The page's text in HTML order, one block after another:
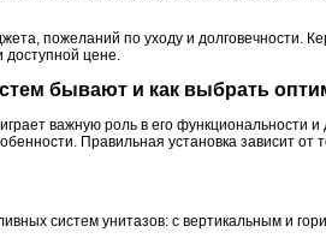
пожеланий по уходу и долговечности.
цене.
бывают и как выбрать
важную роль в его функциональности
Правильная установка зависит от
систем унитазов: с вертикальным и